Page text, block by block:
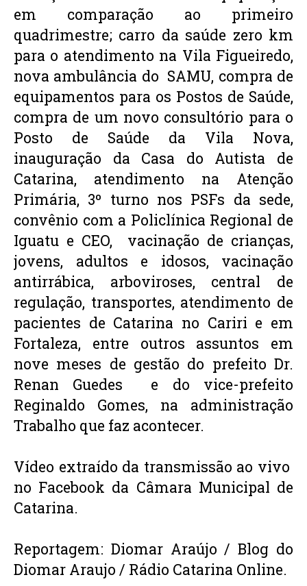
em comparação ao primeiro
quadrimestre; carro da saúde zero km
para o atendimento na Vila Figueiredo,
nova ambulância do  SAMU, compra de
equipamentos para os Postos de Saúde,
compra de um novo consultório para o
Posto de Saúde da Vila Nova,
inauguração da Casa do Autista de
Catarina, atendimento na Atenção
Primária, 3º turno nos PSFs da sede,
convênio com a Policlínica Regional de
Iguatu e CEO,  vacinação de crianças,
jovens, adultos e idosos, vacinação
antirrábica, arboviroses, central de
regulação, transportes, atendimento de
pacientes de Catarina no Cariri e em
Fortaleza, entre outros assuntos em
nove meses de gestão do prefeito Dr.
Renan Guedes  e do vice-prefeito
Reginaldo Gomes, na administração
Trabalho que faz acontecer.
Vídeo extraído da transmissão ao vivo
no Facebook da Câmara Municipal de
Catarina.
Reportagem: Diomar Araújo / Blog do
Diomar Araujo / Rádio Catarina Online.